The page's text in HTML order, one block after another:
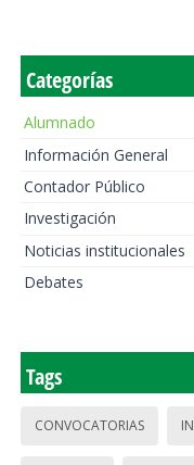
Categorías
Alumnado
Información General
Contador Público
Investigación
Noticias institucionales
Debates
Tags
CONVOCATORIAS